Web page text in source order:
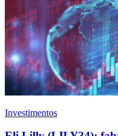
Investimentos